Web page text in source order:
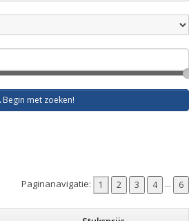
Begin met zoeken!
Paginanavigatie: ...